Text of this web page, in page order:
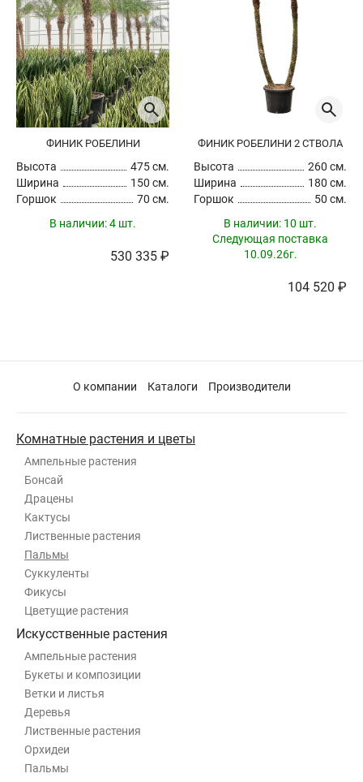
ФИНИК РОБЕЛИНИ
Высота
475 см.
Ширина
150 см.
Горшок
70 см.
В наличии:4 шт.
530 335 ₽
ФИНИК РОБЕЛИНИ 2 СТВОЛА
Высота
260 см.
Ширина
180 см.
Горшок
50 см.
В наличии: 10 шт.
Следующая поставка
10.09.26г.
104 520 ₽
О компании Каталоги Производители
Комнатные растения и цветы
Ампельные растения
Бонсай
Драцены
Кактусы
Лиственные растения
Пальмы
Суккуленты
Фикусы
Цветущие растения
Искусственные растения
Ампельные растения
Букеты и композиции
Ветки и листья
Деревья
Лиственные растения
Орхидеи
Пальмы